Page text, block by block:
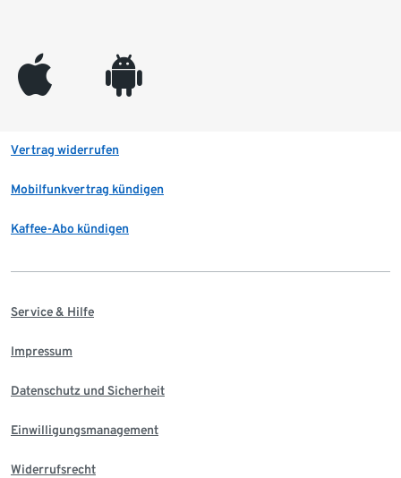
appleinc android
Vertrag widerrufen
Mobilfunkvertrag kündigen
Kaffee-Abo kündigen
Service & Hilfe
Impressum
Datenschutz und Sicherheit
Einwilligungsmanagement
Widerrufsrecht